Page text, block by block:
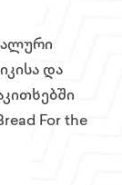
და
For the